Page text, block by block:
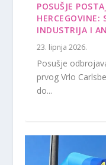
POSUŠJE
HERCEGOVINE:
INDUSTRIJA I
23. lipnja 2026.
Posušje
prvog Vrlo
do...